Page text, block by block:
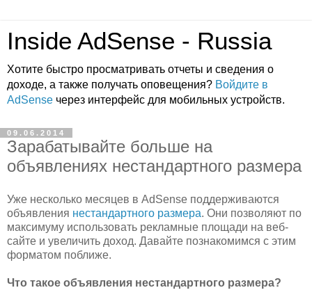
Inside AdSense - Russia
Хотите быстро просматривать отчеты и сведения о
доходе, а также получать оповещения? Войдите в
AdSense через интерфейс для мобильных устройств.
09.06.2014
Зарабатывайте больше на
объявлениях нестандартного размера
Уже несколько месяцев в AdSense поддерживаются
объявления нестандартного размера. Они позволяют по
максимуму использовать рекламные площади на веб-
сайте и увеличить доход. Давайте познакомимся с этим
форматом поближе.
Что такое объявления нестандартного размера?